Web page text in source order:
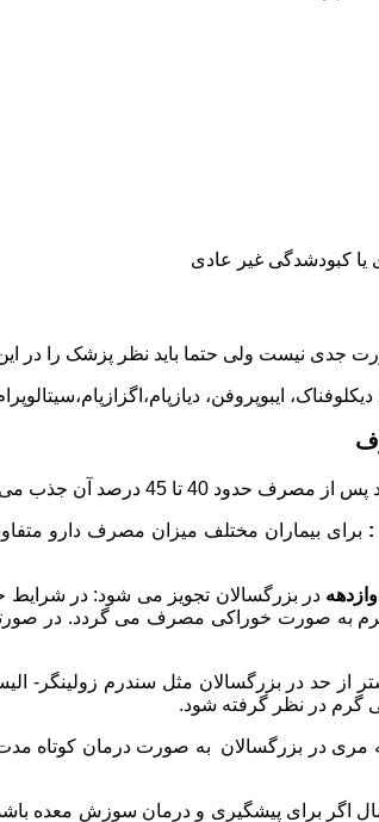
کبودشدگی غیر عادی
جدی نیست ولی حتما باید نظر پزشک را در
ایبوپروفن،
اثر آن طی یک ساعت و حداکثر یک تا سه ساعت بروز می دهد.
: برای بیماران مختلف میزان مصرف دارو